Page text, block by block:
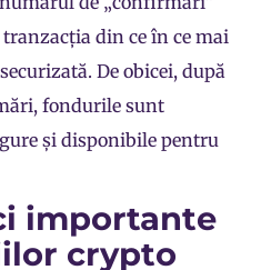
tranzacția din ce în ce mai
De obicei, după
fondurile sunt
și disponibile pentru
importante
crypto